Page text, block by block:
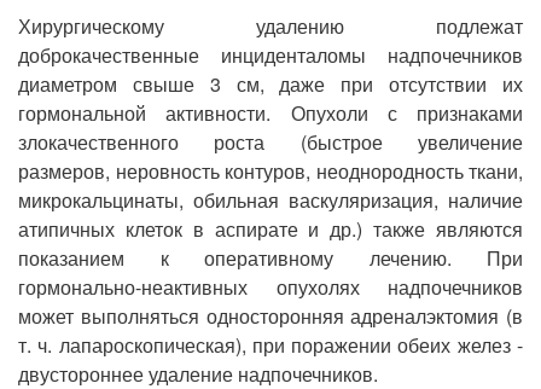
Хирургическому удалению подлежат
доброкачественные инциденталомы надпочечников
диаметром свыше 3 см, даже при отсутствии их
гормональной активности. Опухоли с признаками
злокачественного роста (быстрое увеличение
размеров, неровность контуров, неоднородность ткани,
микрокальцинаты, обильная васкуляризация, наличие
атипичных клеток в аспирате и др.) также являются
показанием к оперативному лечению. При
гормонально-неактивных опухолях надпочечников
может выполняться односторонняя адреналэктомия (в
т. ч. лапароскопическая), при поражении обеих желез -
двустороннее удаление надпочечников.